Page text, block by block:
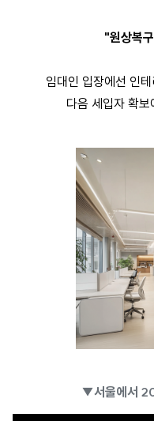
"원상복
임대인 입장에선 인
다음 세입자 확보
▼서울에서